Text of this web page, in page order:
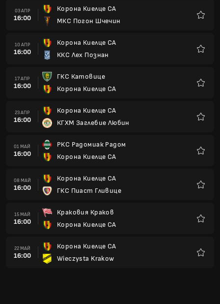
03 АПР
16:00
Корона Киелце СА
МКС Погон Шчечин
10 АПР
16:00
Корона Киелце СА
ККС Лех Познан
17 АПР
16:00
ГКС Катовице
Корона Киелце СА
23 АПР
16:00
Корона Киелце СА
КГХМ Заглебие Любин
01 МАЙ
16:00
РКС Радомиак Радом
Корона Киелце СА
08 МАЙ
16:00
Корона Киелце СА
ГКС Пиаст Гливице
15 МАЙ
16:00
Краковия Краков
Корона Киелце СА
22 МАЙ
16:00
Корона Киелце СА
Wieczysta Krakow